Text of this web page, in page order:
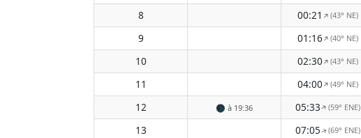
8
00:21↑(43° NE)
9
01:16↑(40° NE)
10
02:30↑(43° NE)
11
04:00↑(49° NE)
12
🌑 à 19:36 05:33↑(59° ENE)
13
07:05↑(69° ENE)